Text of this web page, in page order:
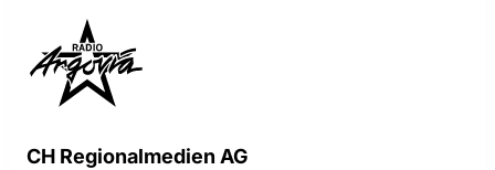
CH Regionalmedien AG